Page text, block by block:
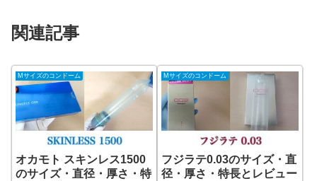
関連記事
Mサイズのコンドーム
オカモト スキンレス1500
のサイズ・直径・厚さ・特
Mサイズのコンドーム
フジラテ0.03のサイズ・直
径・厚さ・特長とレビュー